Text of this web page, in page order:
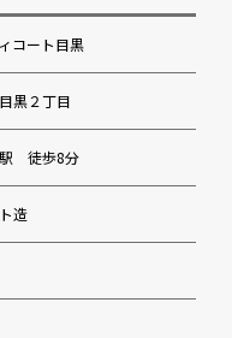
店
ートドラッグ
コート目黒
黒２丁目
駅 徒歩8分
造